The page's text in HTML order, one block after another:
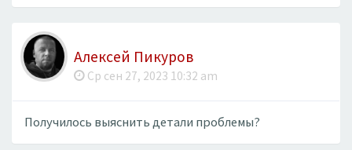
Алексей Пикуров
Ср сен 27, 2023 10:32 am
Получилось выяснить детали проблемы?